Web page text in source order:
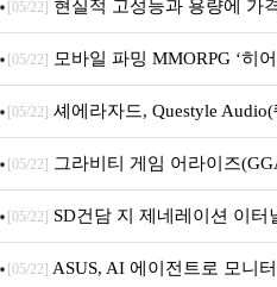
브랜드데이 기획전 진행
[05/22] 현실적 고성능과 용량에 가
M.2 NVMe 디앤디컴 1TB
[05/22] 모바일 파밍 MMORPG ‘히
[05/22] 셰에라자드, Questyle
내 정식 출시
[05/22] 그라비티 게임 어라이즈
던전 13’ 참가!
[05/22] SD건담 지 제네레이션 이터
아의 용사’ 재개최 및 풍성한 기념
[05/22] ASUS, AI 에이전트로 모니